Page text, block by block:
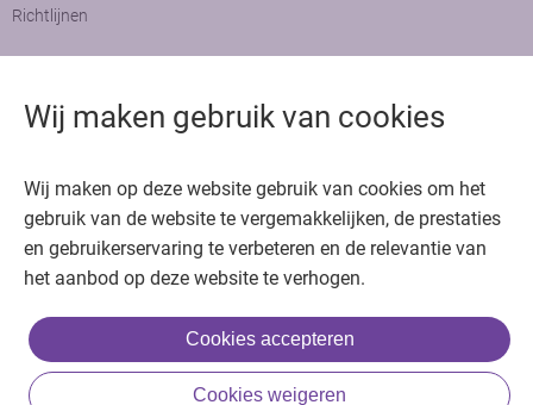
Wij maken gebruik van cookies
Wij maken op deze website gebruik van cookies om het
gebruik van de website te vergemakkelijken, de prestaties
en gebruikerservaring te verbeteren en de relevantie van
het aanbod op deze website te verhogen.
Cookies accepteren
Cookies weigeren
Bedankt voor het bezoeken van Oncologie.nu
Krijg gratis toegang in 30 seconden of log in om verder te gaan
of
Richtlijnen
Adviesraad
Colofon
Copyright © 2026. Uitgeverij Jaap. Alle rechten voorbehouden.